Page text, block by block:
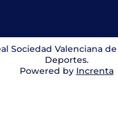
Sociedad Valenciana
Deportes.
Powered by Increnta